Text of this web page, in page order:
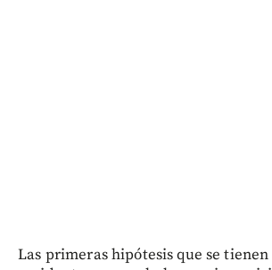
Las primeras hipótesis que se tienen